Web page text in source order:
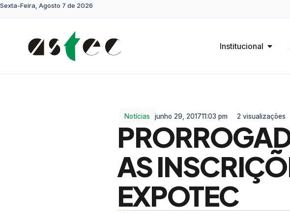
Sexta-Feira, Agosto 7 de 2026
Institucional
Notícias junho 29, 201711:03 pm 2 visualizações
AS
EXPOTEC